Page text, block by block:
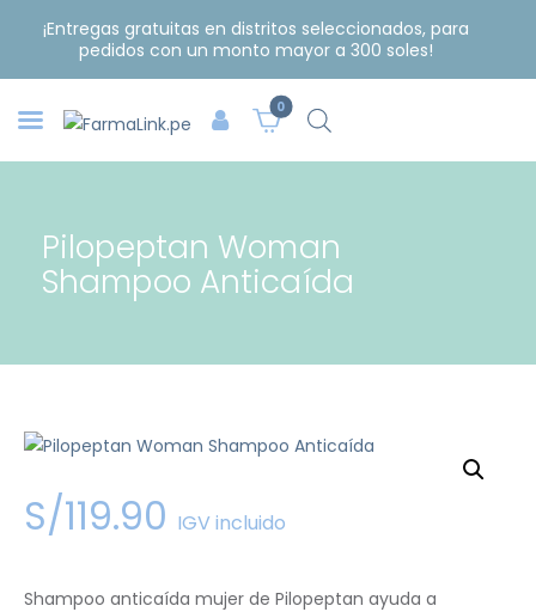
¡Entregas gratuitas en distritos seleccionados, para
pedidos con un monto mayor a 300 soles!
0
Pilopeptan Woman
Shampoo Anticaída
S/119.90 IGV incluido
Shampoo anticaída mujer de Pilopeptan ayuda a